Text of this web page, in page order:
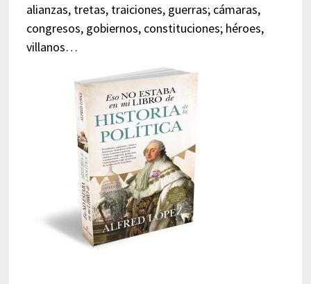
alianzas, tretas, traiciones, guerras; cámaras,
congresos, gobiernos, constituciones; héroes,
villanos…